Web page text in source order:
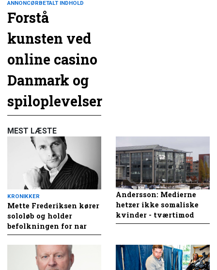
ANNONCØRBETALT INDHOLD
Forstå
kunsten ved
online casino
Danmark og
spiloplevelser
MEST LÆSTE
KRONIKKER
Mette Frederiksen kører
sololøb og holder
befolkningen for nar
Andersson: Medierne
hetzer ikke somaliske
kvinder - tværtimod